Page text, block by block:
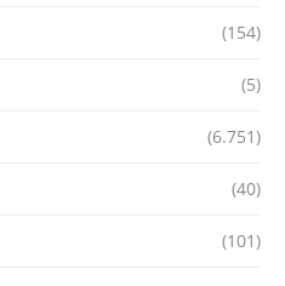
(154)
(5)
(6.751)
(40)
(101)